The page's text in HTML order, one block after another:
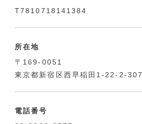
T7810718141384
所在地
〒169-0051
東京都新宿区西早稲田1-22-2-307
電話番号